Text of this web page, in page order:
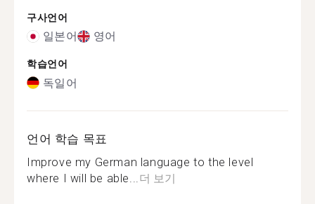
구사언어
일본어 영어
학습언어
독일어
언어 학습 목표
Improve my German language to the level
where I will be able... 더 보기